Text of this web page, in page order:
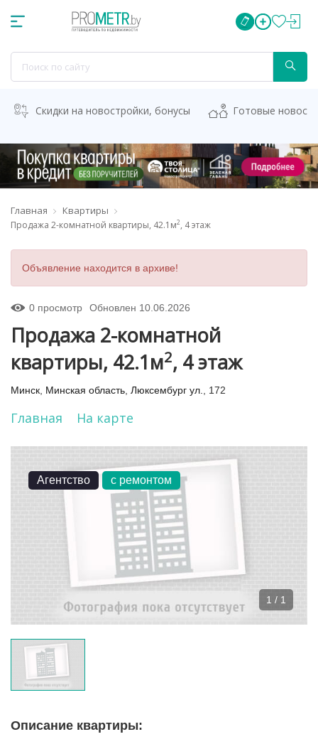
Скидки на новостройки, бонусы Готовые
Главная Квартиры
Продажа 2-комнатной квартиры, 42.1м2, 4 этаж
Объявление находится в архиве!
0 просмотр Обновлен 10.06.2026
Продажа 2-комнатной
квартиры, 42.1м2, 4 этаж
Минск Минская область Люксембург ул. , 172
Главная На карте
1 / 1
Агентство с ремонтом
Описание квартиры: